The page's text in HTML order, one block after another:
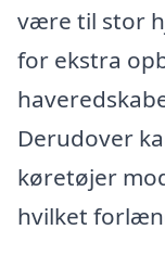
være til stor
for ekstra
Derudover
køretøjer
hvilket